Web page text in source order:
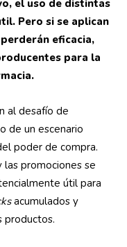
el uso de distintas
Pero si se aplican
eficacia,
para la
al desafío de
de un escenario
poder de compra.
promociones se
útil para
acumulados y
productos.